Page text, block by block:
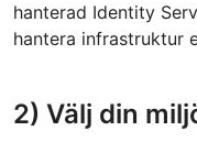
hanterad Identity
hantera infrastruktur
2) Välj din